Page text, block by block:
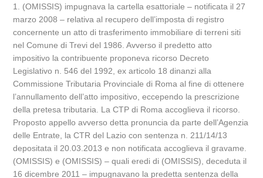
1. (OMISSIS) impugnava la cartella esattoriale – notificata il 27
marzo 2008 – relativa al recupero dell’imposta di registro
concernente un atto di trasferimento immobiliare di terreni siti
nel Comune di Trevi del 1986. Avverso il predetto atto
impositivo la contribuente proponeva ricorso Decreto
Legislativo n. 546 del 1992, ex articolo 18 dinanzi alla
Commissione Tributaria Provinciale di Roma al fine di ottenere
l’annullamento dell’atto impositivo, eccependo la prescrizione
della pretesa tributaria. La CTP di Roma accoglieva il ricorso.
Proposto appello avverso detta pronuncia da parte dell’Agenzia
delle Entrate, la CTR del Lazio con sentenza n. 211/14/13
depositata il 20.03.2013 e non notificata accoglieva il gravame.
(OMISSIS) e (OMISSIS) – quali eredi di (OMISSIS), deceduta il
16 dicembre 2011 – impugnavano la predetta sentenza della